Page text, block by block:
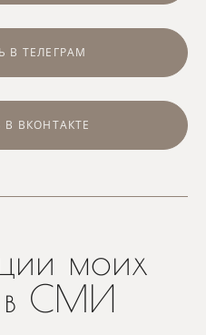
В ТЕЛЕГРАМ
ВКОНТАКТЕ
моих
в СМИ